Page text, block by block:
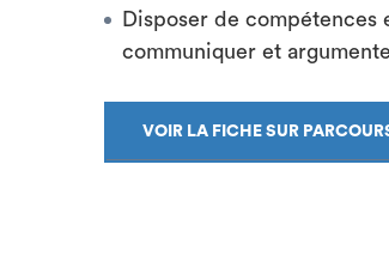
Disposer de
communiquer et
VOIR LA FICHE SUR